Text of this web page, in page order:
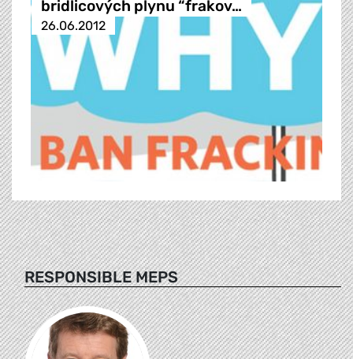
bridlicových plynu “frakov…
26.06.2012
RESPONSIBLE MEPS